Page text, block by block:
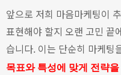
앞으로 저희 마음마케팅이
표현해야 할지 오랜 고민 끝
습니다. 이는 단순히 마케팅
목표와 특성에 맞게 전략